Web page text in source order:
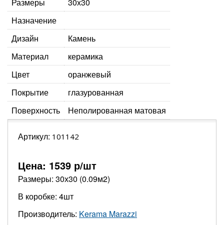
Назначение
Дизайн
Камень
Материал
керамика
Цвет
оранжевый
Покрытие
глазурованная
Поверхность
Неполированная матовая
Артикул: 101142
Цена: 1539 р/шт
Размеры: 30х30 (0.09м2)
В коробке: 4шт
Производитель: Kerama Marazzi